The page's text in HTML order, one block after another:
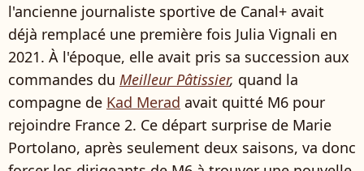
l'ancienne journaliste sportive de Canal+ avait
déjà remplacé une première fois Julia Vignali en
2021. À l'époque, elle avait pris sa succession aux
commandes du Meilleur Pâtissier, quand la
compagne de Kad Merad avait quitté M6 pour
rejoindre France 2. Ce départ surprise de Marie
Portolano, après seulement deux saisons, va donc